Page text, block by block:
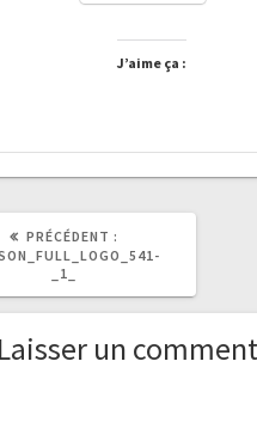
J’aime ça :
PRÉCÉDENT :
PRÉCÉDENT
_1_
Laisser un